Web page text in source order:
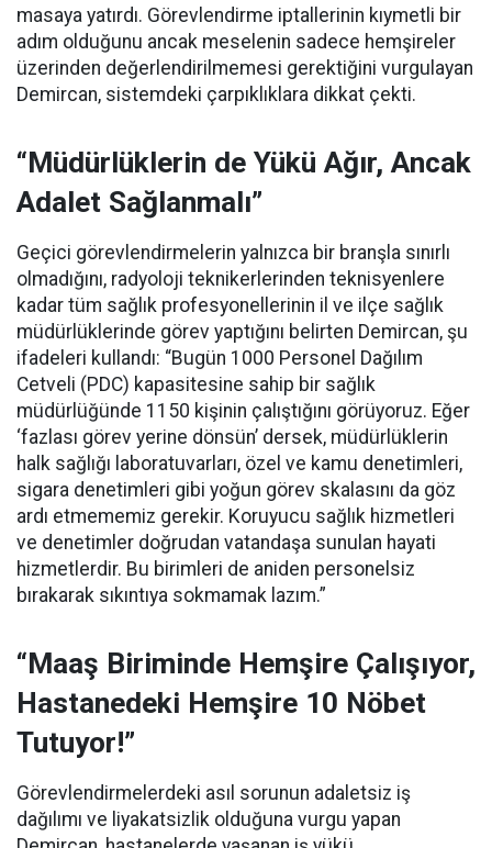
masaya yatırdı. Görevlendirme iptallerinin kıymetli bir
adım olduğunu ancak meselenin sadece hemşireler
üzerinden değerlendirilmemesi gerektiğini vurgulayan
Demircan, sistemdeki çarpıklıklara dikkat çekti.
“Müdürlüklerin de Yükü Ağır, Ancak
Adalet Sağlanmalı”
Geçici görevlendirmelerin yalnızca bir branşla sınırlı
olmadığını, radyoloji teknikerlerinden teknisyenlere
kadar tüm sağlık profesyonellerinin il ve ilçe sağlık
müdürlüklerinde görev yaptığını belirten Demircan, şu
ifadeleri kullandı: “Bugün 1000 Personel Dağılım
Cetveli (PDC) kapasitesine sahip bir sağlık
müdürlüğünde 1150 kişinin çalıştığını görüyoruz. Eğer
‘fazlası görev yerine dönsün’ dersek, müdürlüklerin
halk sağlığı laboratuvarları, özel ve kamu denetimleri,
sigara denetimleri gibi yoğun görev skalasını da göz
ardı etmememiz gerekir. Koruyucu sağlık hizmetleri
ve denetimler doğrudan vatandaşa sunulan hayati
hizmetlerdir. Bu birimleri de aniden personelsiz
bırakarak sıkıntıya sokmamak lazım.”
“Maaş Biriminde Hemşire Çalışıyor,
Hastanedeki Hemşire 10 Nöbet
Tutuyor!”
Görevlendirmelerdeki asıl sorunun adaletsiz iş
dağılımı ve liyakatsizlik olduğuna vurgu yapan